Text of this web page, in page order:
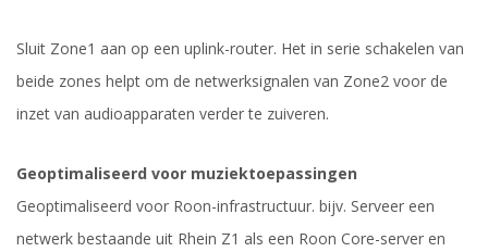
Sluit Zone1 aan op een uplink-router. Het in serie schakelen van
beide zones helpt om de netwerksignalen van Zone2 voor de
inzet van audioapparaten verder te zuiveren.
Geoptimaliseerd voor muziektoepassingen
Geoptimaliseerd voor Roon-infrastructuur. bijv. Serveer een
netwerk bestaande uit Rhein Z1 als een Roon Core-server en